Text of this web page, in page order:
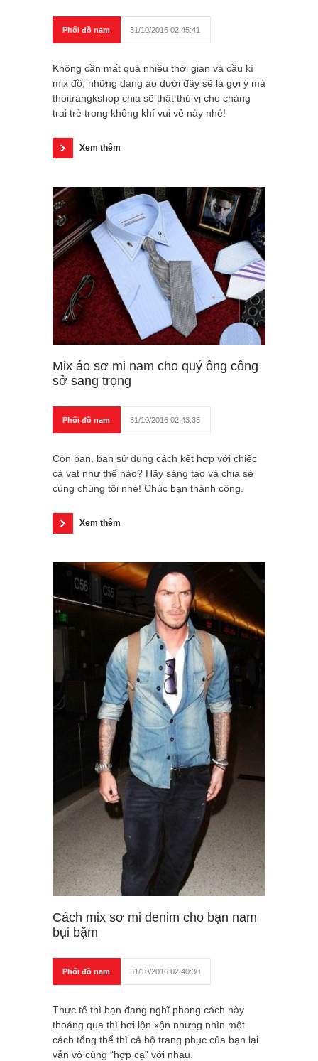
Phối đồ nam 31/10/2016 02:45:41
Không cần mất quá nhiều thời gian và cầu kì
mix đồ, những dáng áo dưới đây sẽ là gợi ý mà
thoitrangkshop chia sẽ thật thú vị cho chàng
trai trẻ trong không khí vui vẻ này nhé!
Xem thêm
Mix áo sơ mi nam cho quý ông công
sở sang trọng
Phối đồ nam 31/10/2016 02:43:35
Còn bạn, bạn sử dụng cách kết hợp với chiếc
cà vạt như thế nào? Hãy sáng tạo và chia sẻ
cùng chúng tôi nhé! Chúc bạn thành công.
Xem thêm
Cách mix sơ mi denim cho bạn nam
bụi bặm
Phối đồ nam 31/10/2016 02:40:30
Thực tế thì bạn đang nghĩ phong cách này
thoáng qua thì hơi lộn xộn nhưng nhìn một
cách tổng thể thì cả bộ trang phục của bạn lại
vẫn vô cùng “hợp cạ” với nhau.